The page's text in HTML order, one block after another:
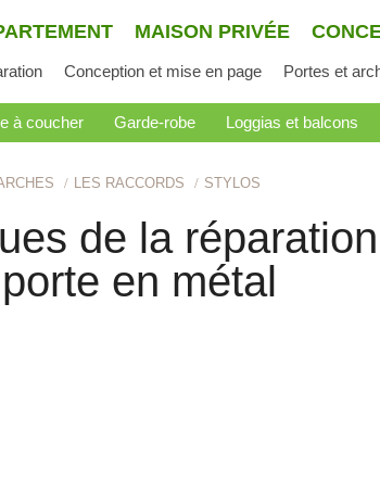
MAISON PRIVÉE
Conception et mise en page Portes et
à coucher Garde-robe Loggias et balcons
LES RACCORDS STYLOS
de la
en métal